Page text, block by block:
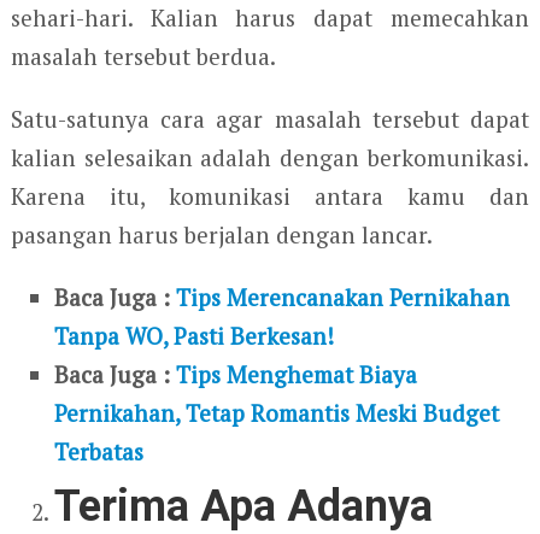
sehari-hari. Kalian harus dapat memecahkan
masalah tersebut berdua.
Satu-satunya cara agar masalah tersebut dapat
kalian selesaikan adalah dengan berkomunikasi.
Karena itu, komunikasi antara kamu dan
pasangan harus berjalan dengan lancar.
Baca Juga :Tips Merencanakan Pernikahan
Tanpa WO, Pasti Berkesan!
Baca Juga :Tips Menghemat Biaya
Pernikahan, Tetap Romantis Meski Budget
Terbatas
Terima Apa Adanya